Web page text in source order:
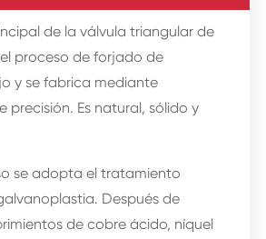
de la válvula triangular de
proceso de forjado de
y se fabrica mediante
precisión. Es natural, sólido y
se adopta el tratamiento
Después de
de cobre ácido, níquel